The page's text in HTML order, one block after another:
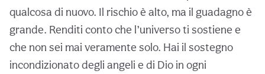
qualcosa di nuovo. Il rischio è alto, ma il guadagno è
grande. Renditi conto che l’universo ti sostiene e
che non sei mai veramente solo. Hai il sostegno
incondizionato degli angeli e di Dio in ogni